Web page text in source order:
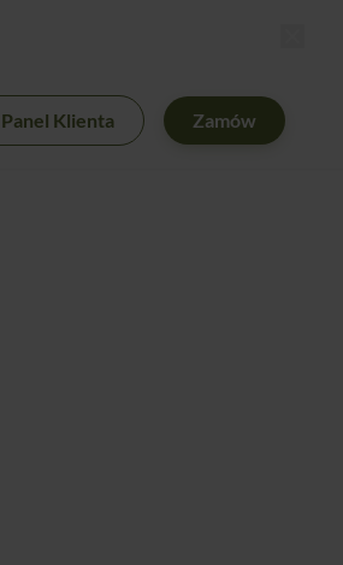
Panel Klienta Zamów